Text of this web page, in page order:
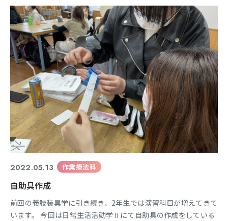
＊＊＊＊＊＊＊＊＊＊＊＊＊＊＊＊＊＊＊ ゴールデンウィーク
が明け、 天気が良くないのもあり皆少しグダっとし
2022.05.13 作業療法科
自助具作成
前回の義肢装具学に引き続き、2年生では演習科目が増えてきて
います。 今回は日常生活活動学Ⅱにて自助具の作成をしている